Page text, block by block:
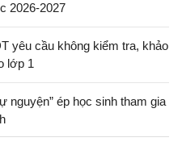
2026-2027
yêu cầu không kiểm tra, khảo
lớp 1
nguyện” ép học sinh tham gia